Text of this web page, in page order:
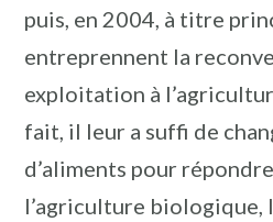
puis, en 2004, à titre
entreprennent la
exploitation à
fait, il leur a suffi de
d’aliments pour
l’agriculture biologique,